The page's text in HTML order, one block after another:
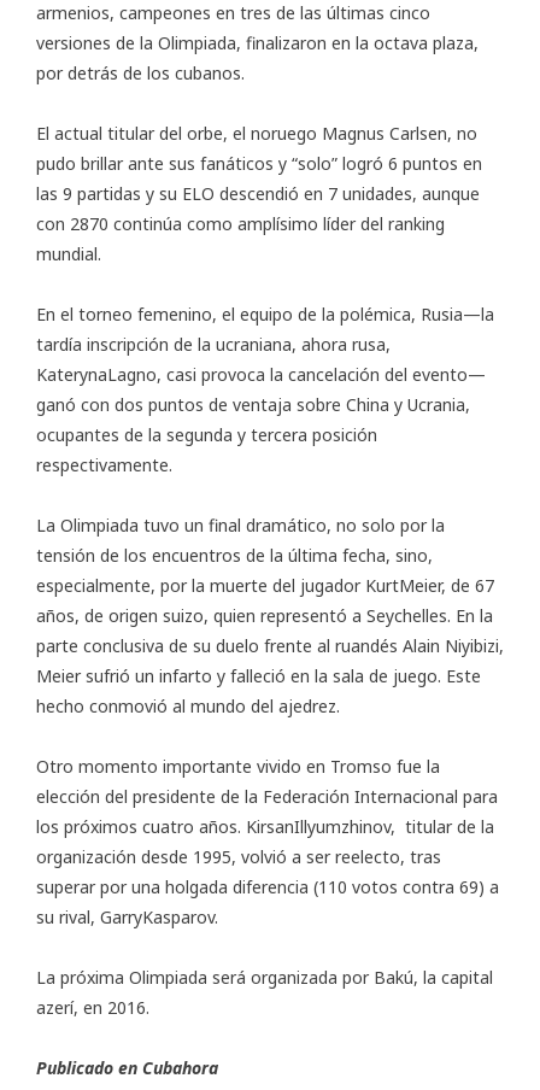
armenios, campeones en tres de las últimas cinco
versiones de la Olimpiada, finalizaron en la octava plaza,
por detrás de los cubanos.
El actual titular del orbe, el noruego Magnus Carlsen, no
pudo brillar ante sus fanáticos y “solo” logró 6 puntos en
las 9 partidas y su ELO descendió en 7 unidades, aunque
con 2870 continúa como amplísimo líder del ranking
mundial.
En el torneo femenino, el equipo de la polémica, Rusia—la
tardía inscripción de la ucraniana, ahora rusa,
KaterynaLagno, casi provoca la cancelación del evento—
ganó con dos puntos de ventaja sobre China y Ucrania,
ocupantes de la segunda y tercera posición
respectivamente.
La Olimpiada tuvo un final dramático, no solo por la
tensión de los encuentros de la última fecha, sino,
especialmente, por la muerte del jugador KurtMeier, de 67
años, de origen suizo, quien representó a Seychelles. En la
parte conclusiva de su duelo frente al ruandés Alain Niyibizi,
Meier sufrió un infarto y falleció en la sala de juego. Este
hecho conmovió al mundo del ajedrez.
Otro momento importante vivido en Tromso fue la
elección del presidente de la Federación Internacional para
los próximos cuatro años. KirsanIllyumzhinov, titular de la
organización desde 1995, volvió a ser reelecto, tras
superar por una holgada diferencia (110 votos contra 69) a
su rival, GarryKasparov.
La próxima Olimpiada será organizada por Bakú, la capital
azerí, en 2016.
Publicado en Cubahora